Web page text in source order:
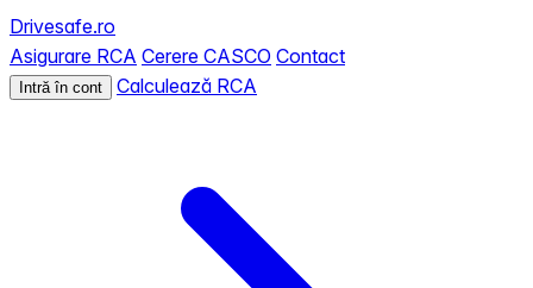
Drivesafe.ro
Asigurare RCA Cerere CASCO Contact
Intră în cont Calculează RCA